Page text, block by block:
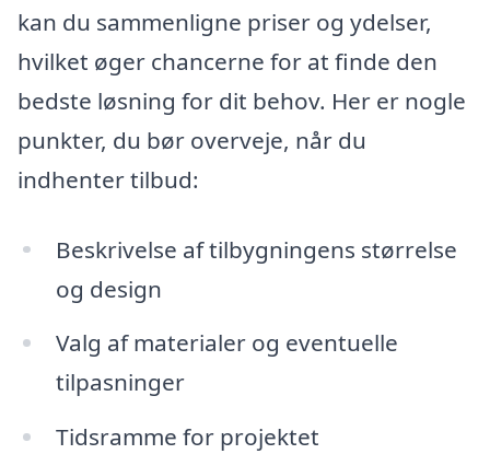
kan du sammenligne priser og ydelser,
hvilket øger chancerne for at finde den
bedste løsning for dit behov. Her er nogle
punkter, du bør overveje, når du
indhenter tilbud:
Beskrivelse af tilbygningens størrelse
og design
Valg af materialer og eventuelle
tilpasninger
Tidsramme for projektet